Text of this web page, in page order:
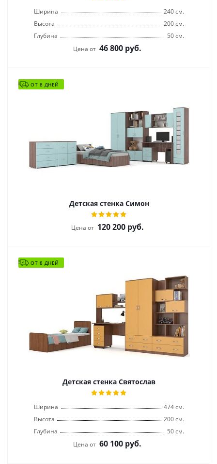
Ширина
240 см.
Высота
200 см.
Глубина
50 см.
Цена от 46 800 руб.
ОТ 8 ДНЕЙ
Детская стенка Симон
Цена от 120 200руб.
ОТ 8 ДНЕЙ
Детская стенка Святослав
Ширина
474 см.
Высота
200 см.
Глубина
50 см.
Цена от 60 100 руб.